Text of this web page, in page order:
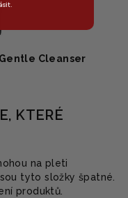
Cleanser
KTERÉ
na pleti
tyto složky špatné.
produktů.